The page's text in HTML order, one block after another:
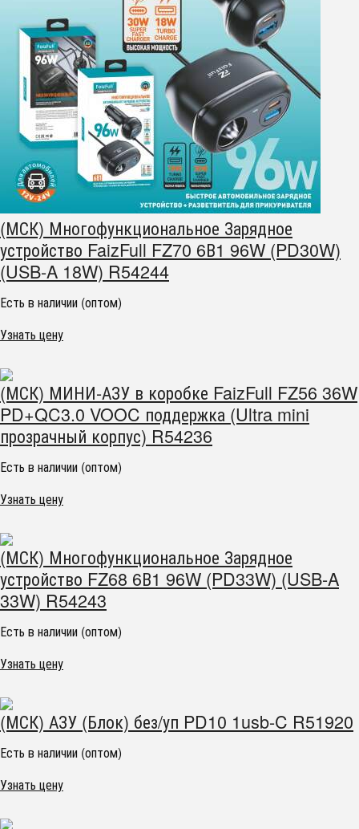
(МСК) Многофункциональное Зарядное
устройство FaizFull FZ70 6В1 96W (PD30W)
(USB-A 18W) R54244
Есть в наличии (оптом)
Узнать цену
(МСК) МИНИ-АЗУ в коробке FaizFull FZ56 36W
PD+QC3.0 VOOC поддержка (Ultra mini
прозрачный корпус) R54236
Есть в наличии (оптом)
Узнать цену
(МСК) Многофункциональное Зарядное
устройство FZ68 6В1 96W (PD33W) (USB-A
33W) R54243
Есть в наличии (оптом)
Узнать цену
(МСК) АЗУ (Блок) без/уп PD10 1usb-C R51920
Есть в наличии (оптом)
Узнать цену